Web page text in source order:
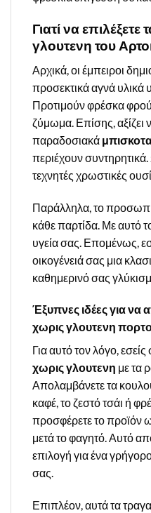
Γιατί να
γλουτενη του
Αρχικά, οι έμπειροι
προσεκτικά αγνά υλικά
Προτιμούν φρέσκα
ζύμωμα. Επίσης, αξίζει
παραδοσιακά
περιέχουν
τεχνητές χρωστικές
Παράλληλα, το
κάθε παρτίδα. Με αυτό
υγεία σας. Επομένως,
οικογένειά σας μια
καθημερινό σας
Έξυπνες ιδέες για να
χωρις γλουτενη
Για αυτό τον λόγο,
χωρις γλουτενη με τα
Απολαμβάνετε τα
καφέ, το ζεστό τσάι ή
προσφέρετε το προϊόν
μετά το φαγητό. Αυτό
επιλογή για ένα
σας.
Επιπλέον, αυτά τα